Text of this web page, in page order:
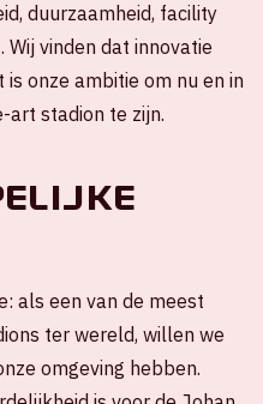
duurzaamheid, facility
vinden dat innovatie
onze ambitie om nu en in
stadion te zijn.
als een van de meest
ter wereld, willen we
omgeving hebben.